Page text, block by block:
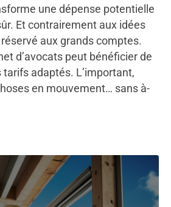
une dépense potentielle
Et contrairement aux idées
réservé aux grands comptes.
d’avocats peut bénéficier de
adaptés. L’important,
en mouvement… sans à-